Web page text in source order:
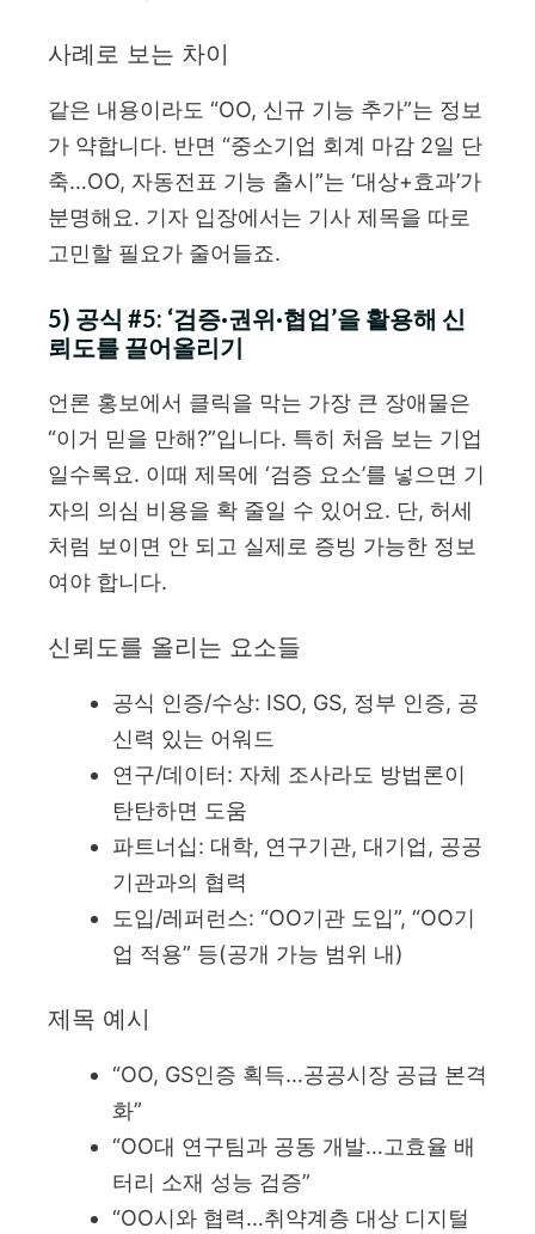
사례로 보는 차이
같은 내용이라도 “OO, 신규 기능 추가”는 정보
가 약합니다. 반면 “중소기업 회계 마감 2일 단
축…OO, 자동전표 기능 출시”는 ‘대상+효과’가
분명해요. 기자 입장에서는 기사 제목을 따로
고민할 필요가 줄어들죠.
5) 공식 #5: ‘검증·권위·협업’을 활용해 신
뢰도를 끌어올리기
언론 홍보에서 클릭을 막는 가장 큰 장애물은
“이거 믿을 만해?”입니다. 특히 처음 보는 기업
일수록요. 이때 제목에 ‘검증 요소’를 넣으면 기
자의 의심 비용을 확 줄일 수 있어요. 단, 허세
처럼 보이면 안 되고 실제로 증빙 가능한 정보
여야 합니다.
신뢰도를 올리는 요소들
공식 인증/수상: ISO, GS, 정부 인증, 공
신력 있는 어워드
연구/데이터: 자체 조사라도 방법론이
탄탄하면 도움
파트너십: 대학, 연구기관, 대기업, 공공
기관과의 협력
도입/레퍼런스: “OO기관 도입”, “OO기
업 적용” 등(공개 가능 범위 내)
제목 예시
“OO, GS인증 획득…공공시장 공급 본격
화”
“OO대 연구팀과 공동 개발…고효율 배
터리 소재 성능 검증”
“OO시와 협력…취약계층 대상 디지털